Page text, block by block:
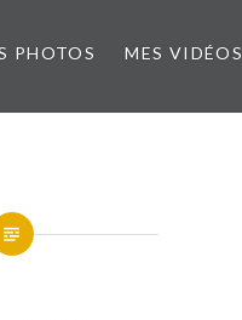
PHOTOS MES VIDÉOS